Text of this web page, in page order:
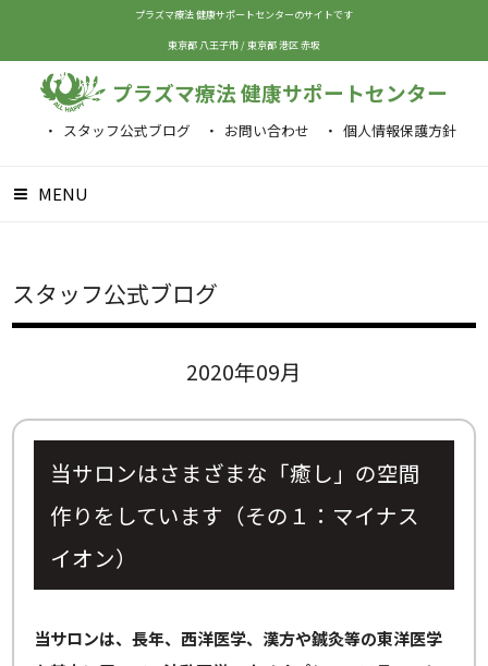
プラズマ療法 健康サポートセンターのサイトです
東京都 八王子市/東京都 港区 赤坂
プラズマ療法 健康サポートセンター
スタッフ公式ブログ お問い合わせ 個人情報保護方針
MENU
スタッフ公式ブログ
2020年09月
当サロンはさまざまな「癒し」の空間
作りをしています（その１：マイナス
イオン）
当サロンは、長年、西洋医学、漢方や鍼灸等の東洋医学